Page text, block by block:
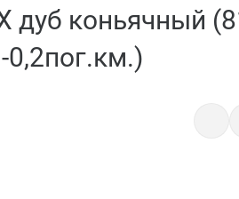
дуб коньячный
0,2пог.км.)